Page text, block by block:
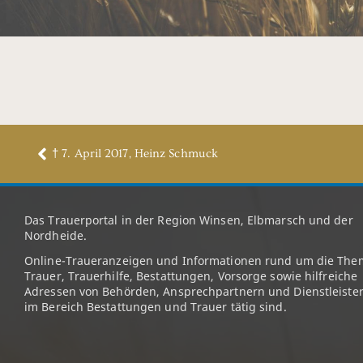
† 7. April 2017, Heinz Schmuck
Das Trauerportal in der Region Winsen, Elbmarsch und der
Nordheide.
Online-Traueranzeigen und Informationen rund um die
Trauer, Trauerhilfe, Bestattungen, Vorsorge sowie hilfreiche
Adressen von Behörden, Ansprechpartnern und
im Bereich Bestattungen und Trauer tätig sind.